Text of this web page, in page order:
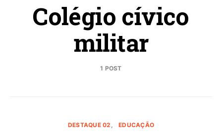
Colégio cívico
militar
1 POST
DESTAQUE 02 EDUCAÇÃO